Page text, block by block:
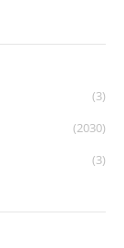
(3)
(2030)
(3)